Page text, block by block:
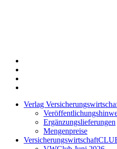
Verlag
Ergänzungslieferungen
Mengenpreise